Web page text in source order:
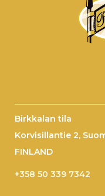
Birkkalan tila
Korvisillantie 2,
FINLAND
+358 50 339 7342